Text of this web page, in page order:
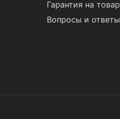
Гарантия на товар
Вопросы и ответы